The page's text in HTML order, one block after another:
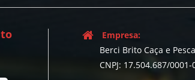
Empresa:
Berci Brito Caça e
CNPJ: 17.504.687/0001-